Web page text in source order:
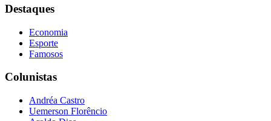
Destaques
Economia
Esporte
Famosos
Colunistas
Andréa Castro
Uemerson Florêncio